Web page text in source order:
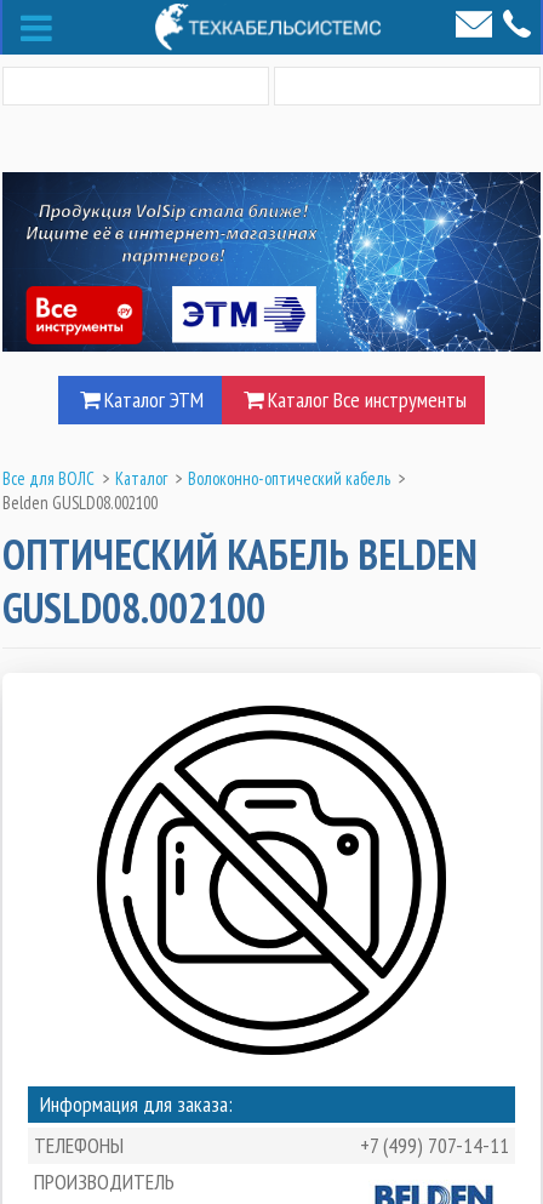
Каталог ЭТМ Каталог Все инструменты
Все для ВОЛС > Каталог > Волоконно-оптический кабель >
Belden GUSLD08.002100
ОПТИЧЕСКИЙ КАБЕЛЬ BELDEN
GUSLD08.002100
Информация для заказа:
ТЕЛЕФОНЫ
+7 (499) 707-14-11
ПРОИЗВОДИТЕЛЬ